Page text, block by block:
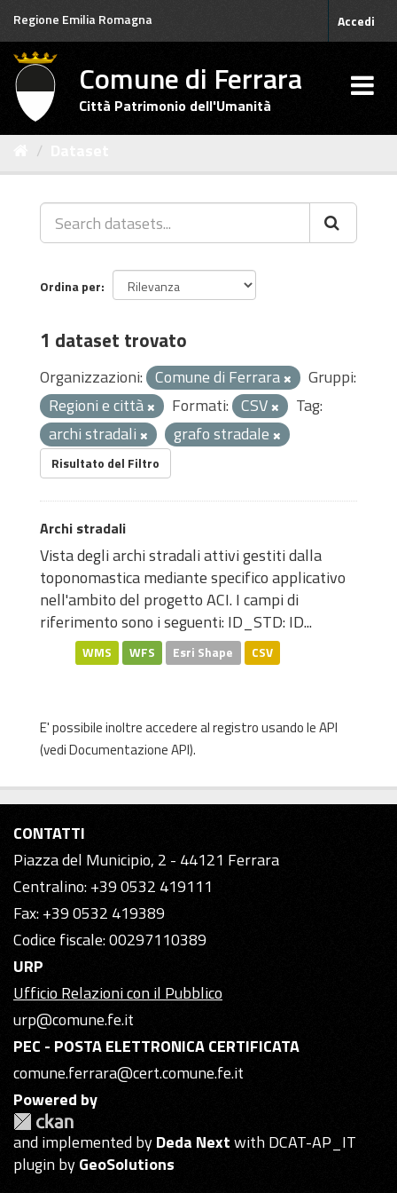
Salta
contenuto
Regione Emilia Romagna Accedi
Comune di Ferrara
Città Patrimonio dell'Umanità
Ordina per
1 dataset trovato
Organizzazioni: Comune di Ferrara
Gruppi:
Regioni e città
Formati: CSV
Tag:
archi stradali
grafo stradale
Risultato del Filtro
Archi stradali
Vista degli archi stradali attivi gestiti dalla
toponomastica mediante specifico applicativo
nell'ambito del progetto ACI. I campi di
riferimento sono i seguenti: ID_STD: ID...
WMS WFS Esri Shape CSV
E' possibile inoltre accedere al registro usando leAPI
(vediDocumentazione API).
CONTATTI
Piazza del Municipio, 2 - 44121 Ferrara
Centralino: +39 0532 419111
Fax: +39 0532 419389
Codice fiscale: 00297110389
URP
Ufficio Relazioni con il Pubblico
urp@comune.fe.it
PEC - POSTA ELETTRONICA CERTIFICATA
comune.ferrara@cert.comune.fe.it
Powered by
and implemented byDeda Nextwith DCAT-AP_IT
plugin byGeoSolutions